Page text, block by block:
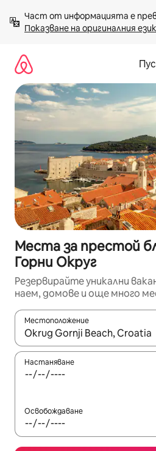
към
съдържанието
Показване на оригиналния език
Места за престой
Горни Округ
Резервирайте уникални
наем, домове и още много
Местоположение
Когато резултатите се
Настаняване
Освобождаване